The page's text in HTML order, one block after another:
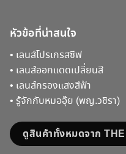
หัวข้อที่น่าสนใจ
• เลนส์โปรเกรสซีฟ
• เลนส์ออกแดดเปลี่ยนสี
• เลนส์กรองแสงสีฟ้า
• รู้จักกับหมออุ๊ย (พญ.วชิรา)
ดูสินค้าทั้งหมดจาก